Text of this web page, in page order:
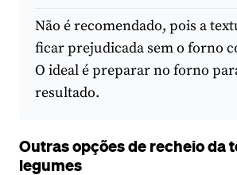
Não é recomendado, pois a
ficar prejudicada sem o forno
O ideal é preparar no forno
resultado.
Outras opções de recheio da
legumes